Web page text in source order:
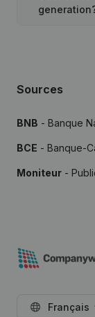
Sources
BNB - Banque
BCE - Banque-
Moniteur -
Français